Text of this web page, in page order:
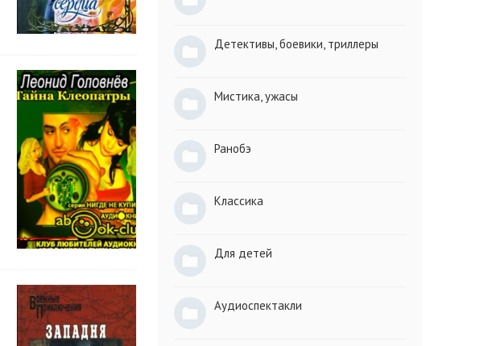
Детективы, боевики, триллеры
Мистика, ужасы
Ранобэ
Классика
Для детей
Аудиоспектакли